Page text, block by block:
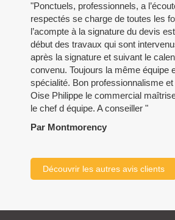
"Ponctuels, professionnels, a
respectés se charge de toutes les
l’acompte à la signature du devis
début des travaux qui sont
après la signature et suivant le
convenu. Toujours la même équipe
spécialité. Bon professionnalisme
Oise Philippe le commercial
le chef d équipe. A conseiller "
Par Montmorency
Découvrir les autres avis clients